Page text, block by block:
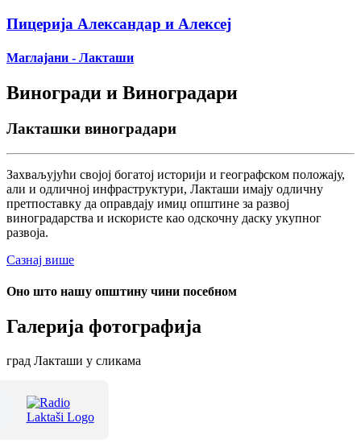
Пицерија Александар и Алексеј
Маглајани - Лакташи
Виногради и Виноградари
Лакташки виноградари
Захваљујући својој богатој историји и географском положају,
али и одличној инфраструктури, Лакташи имају одличну
претпоставку да оправдају имиџ општине за развој
виноградарства и искористе као одскочну даску укупног
развоја.
Сазнај више
Оно што нашу општину чини посебном
Галерија фотографија
град Лакташи у сликама
Терме Лакташи